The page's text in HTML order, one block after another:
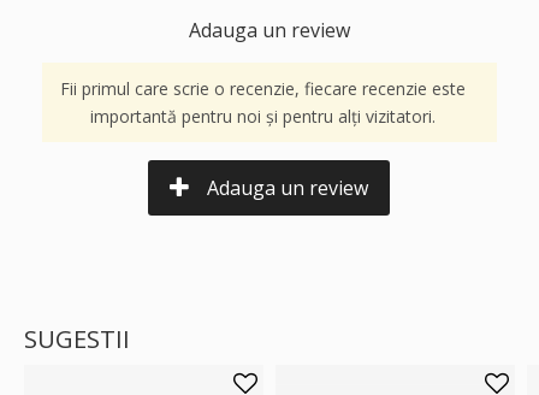
Adauga un review
Fii primul care scrie o recenzie, fiecare recenzie este
importantă pentru noi și pentru alți vizitatori.
Adauga un review
SUGESTII